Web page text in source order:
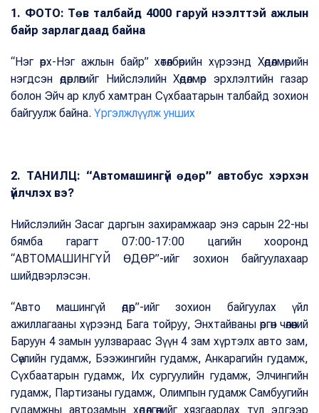
1. ФОТО: Төв талбайд 4000 гаруй нээлттэй ажлын
байр зарлагдаад байна
“Нэг өрх-Нэг ажлын байр” хөтөлбөрийн хүрээнд Хөдөлмөрийн
нэгдсэн өдөрлөгийг Нийслэлийн Хөдөлмөр эрхлэлтийн газар
болон Эйч ар клуб хамтран Сүхбаатарын талбайд зохион
байгуулж байна. Үргэлжлүүлж унших
2. ТАНИЛЦ: “Автомашингүй өдөр” автобус хэрхэн
үйлчлэх вэ?
Нийслэлийн Засаг даргын захирамжаар энэ сарын 22-ны
бямба гарагт 07:00-17:00 цагийн хооронд
“АВТОМАШИНГҮЙ ӨДӨР”-ийг зохион байгуулахаар
шийдвэрлэсэн.
“Авто машингүй өдөр”-ийг зохион байгуулах үйл
ажиллагааны хүрээнд Бага тойруу, Энхтайваны өргөн чөлөөний
Баруун 4 замын уулзвараас Зүүн 4 зам хүртэлх авто зам,
Сөүлийн гудамж, Бээжингийн гудамж, Анкарагийн гудамж,
Сүхбаатарын гудамж, Их сургуулийн гудамж, Элчингийн
гудамж, Партизаны гудамж, Олимпын гудамж Самбуугийн
гудамжны автозамын хөдөлгөөнийг хязгаарлах тул эдгээр